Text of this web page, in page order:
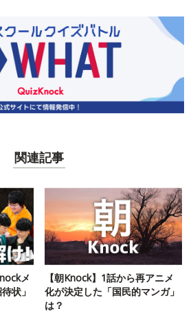
関連記事
メ
状」
【朝Knock】1話から再アニメ
化が決定した「国民的マンガ」
は？